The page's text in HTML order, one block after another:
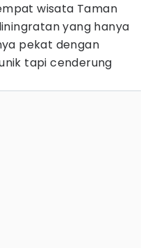
wisata Taman
yang hanya
pekat dengan
tapi cenderung